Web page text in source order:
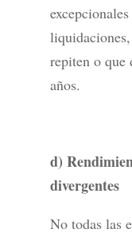
repiten o que
años.
d)
divergentes
No todas las